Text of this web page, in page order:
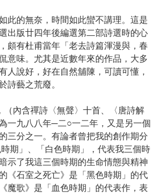
此的無奈，時間如此蠻不講理。這是
出版廿四年後編選第二部詩選時的心
頗有杜甫當年「老去詩篇渾漫與，春
意味。尤其是近數年來的作品，大多
人說好，好在自然舖陳，可讀可懂，
詩藝之荒廢。
內含禪詩〈無聲〉十首、〈唐詩解
一九八八年─二○一二年，又是另一個
三分之一。有論者曾把我的創作期分
期」、「白色時期」，代表我三個時
示了我這三個時期的生命情態與精神
《石室之死亡》是「黑色時期」的代
魔歌》是「血色時期」的代表作，表